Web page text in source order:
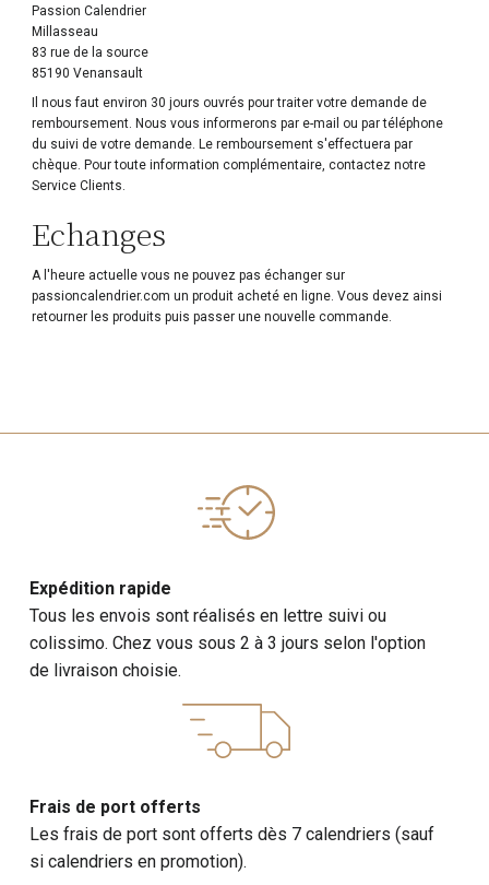
Passion Calendrier
Millasseau
83 rue de la source
85190 Venansault
Il nous faut environ 30 jours ouvrés pour traiter votre demande de
remboursement. Nous vous informerons par e-mail ou par téléphone
du suivi de votre demande. Le remboursement s'effectuera par
chèque. Pour toute information complémentaire, contactez notre
Service Clients.
Echanges
A l'heure actuelle vous ne pouvez pas échanger sur
passioncalendrier.com un produit acheté en ligne. Vous devez ainsi
retourner les produits puis passer une nouvelle commande.
Expédition rapide
Tous les envois sont réalisés en lettre suivi ou
colissimo. Chez vous sous 2 à 3 jours selon l'option
de livraison choisie.
Frais de port offerts
Les frais de port sont offerts dès 7 calendriers (sauf
si calendriers en promotion).